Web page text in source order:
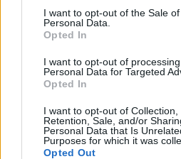
consent section.
I want to opt-out of the Sale
Personal Data.
Opted In
I want to opt-out of
Personal Data for Targeted
Opted In
I want to opt-out of Collection,
Retention, Sale, and/or
Personal Data that Is
Purposes for which it was
Opted Out
τυποποιημένη δοκιμή
οποία προσομοίωσε ένα σενάριο
επιδόσεων ασφαλείας άλλων
Το παρακάτω βίντεο
κανάλιVision Effect TV.